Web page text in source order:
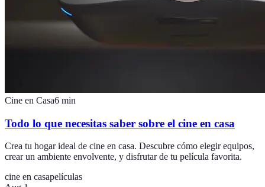
Cine en Casa6 min
Todo lo que necesitas saber sobre el cine en casa
Crea tu hogar ideal de cine en casa. Descubre cómo elegir equipos,
crear un ambiente envolvente, y disfrutar de tu película favorita.
cine en casapelículas